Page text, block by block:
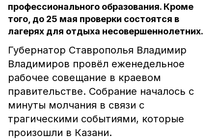
профессионального образования. Кроме
того, до 25 мая проверки состоятся в
лагерях для отдыха несовершеннолетних.
Губернатор Ставрополья Владимир
Владимиров провёл еженедельное
рабочее совещание в краевом
правительстве. Собрание началось с
минуты молчания в связи с
трагическими событиями, которые
произошли в Казани.